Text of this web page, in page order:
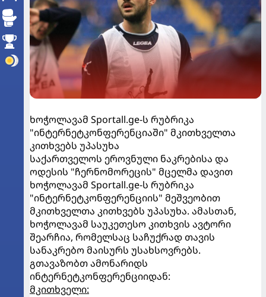
ხოჭოლავამ Sportall.ge-ს რუბრიკა
"ინტერნეტკონფერენციაში" მკითხველთა
კითხვებს უპასუხა
საქართველოს ეროვნული ნაკრებისა და
ოდესის "ჩერნომორეცის" მცელმა დავით
ხოჭოლავამ Sportall.ge-ს რუბრიკა
"ინტერნეტკონფერენციის" მეშვეობით
მკითხველთა კითხვებს უპასუხა. ამასთან,
ხოჭოლავამ საუკეთესო კითხვის ავტორი
შეარჩია, რომელსაც საჩუქრად თავის
სანაკრებო მაისურს უსახსოვრებს.
გთავაზობთ ამონარიდს
ინტერნეტკონფერენციიდან:
მკითხველი: